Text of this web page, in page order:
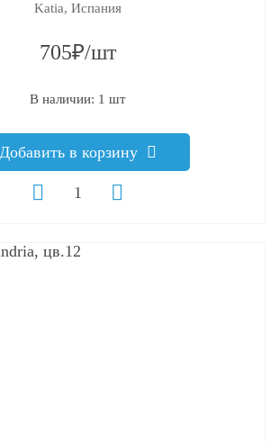
Katia, Испания
705₽/шт
В наличии: 1 шт
Добавить в корзину